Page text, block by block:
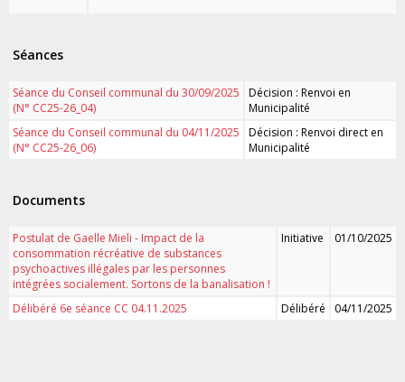
Séances
Séance du Conseil communal du 30/09/2025
(N° CC25-26_04)
Décision : Renvoi en
Municipalité
Séance du Conseil communal du 04/11/2025
(N° CC25-26_06)
Décision : Renvoi direct en
Municipalité
Documents
Postulat de Gaelle Mieli - Impact de la
consommation récréative de substances
psychoactives illégales par les personnes
intégrées socialement. Sortons de la banalisation !
Initiative 01/10/2025
Délibéré 6e séance CC 04.11.2025 Délibéré 04/11/2025